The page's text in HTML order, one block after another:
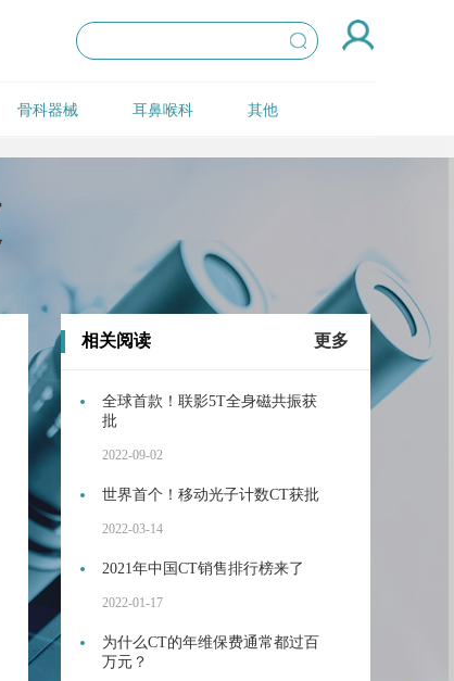
骨科器械 耳鼻喉科 其他
相关阅读 更多
全球首款！联影5T全身磁共振获
批
2022-09-02
世界首个！移动光子计数CT获批
2022-03-14
2021年中国CT销售排行榜来了
2022-01-17
为什么CT的年维保费通常都过百
万元？